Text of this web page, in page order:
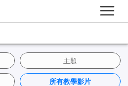
主題
所有教學影片